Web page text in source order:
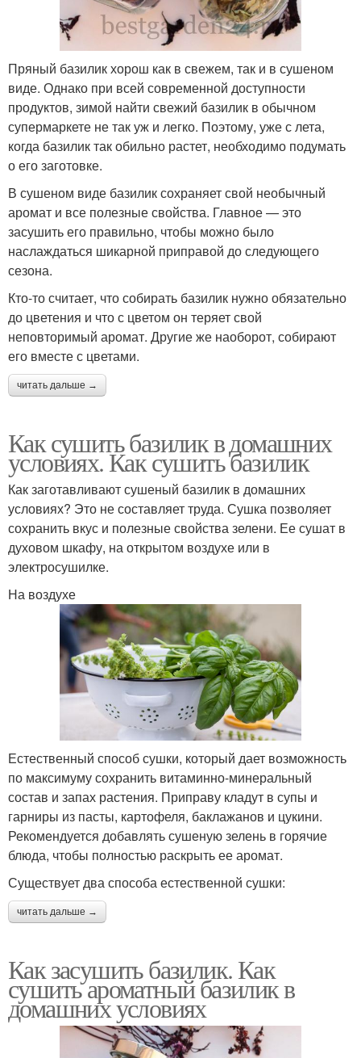
Пряный базилик хорош как в свежем, так и в сушеном
виде. Однако при всей современной доступности
продуктов, зимой найти свежий базилик в обычном
супермаркете не так уж и легко. Поэтому, уже с лета,
когда базилик так обильно растет, необходимо подумать
о его заготовке.
В сушеном виде базилик сохраняет свой необычный
аромат и все полезные свойства. Главное — это
засушить его правильно, чтобы можно было
наслаждаться шикарной приправой до следующего
сезона.
Кто-то считает, что собирать базилик нужно обязательно
до цветения и что с цветом он теряет свой
неповторимый аромат. Другие же наоборот, собирают
его вместе с цветами.
читать дальше →
Как сушить базилик в домашних
условиях. Как сушить базилик
Как заготавливают сушеный базилик в домашних
условиях? Это не составляет труда. Сушка позволяет
сохранить вкус и полезные свойства зелени. Ее сушат в
духовом шкафу, на открытом воздухе или в
электросушилке.
На воздухе
Естественный способ сушки, который дает возможность
по максимуму сохранить витаминно-минеральный
состав и запах растения. Приправу кладут в супы и
гарниры из пасты, картофеля, баклажанов и цукини.
Рекомендуется добавлять сушеную зелень в горячие
блюда, чтобы полностью раскрыть ее аромат.
Существует два способа естественной сушки:
читать дальше →
Как засушить базилик. Как
сушить ароматный базилик в
домашних условиях